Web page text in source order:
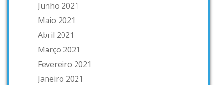
Junho 2021
Maio 2021
Abril 2021
Março 2021
Fevereiro 2021
Janeiro 2021